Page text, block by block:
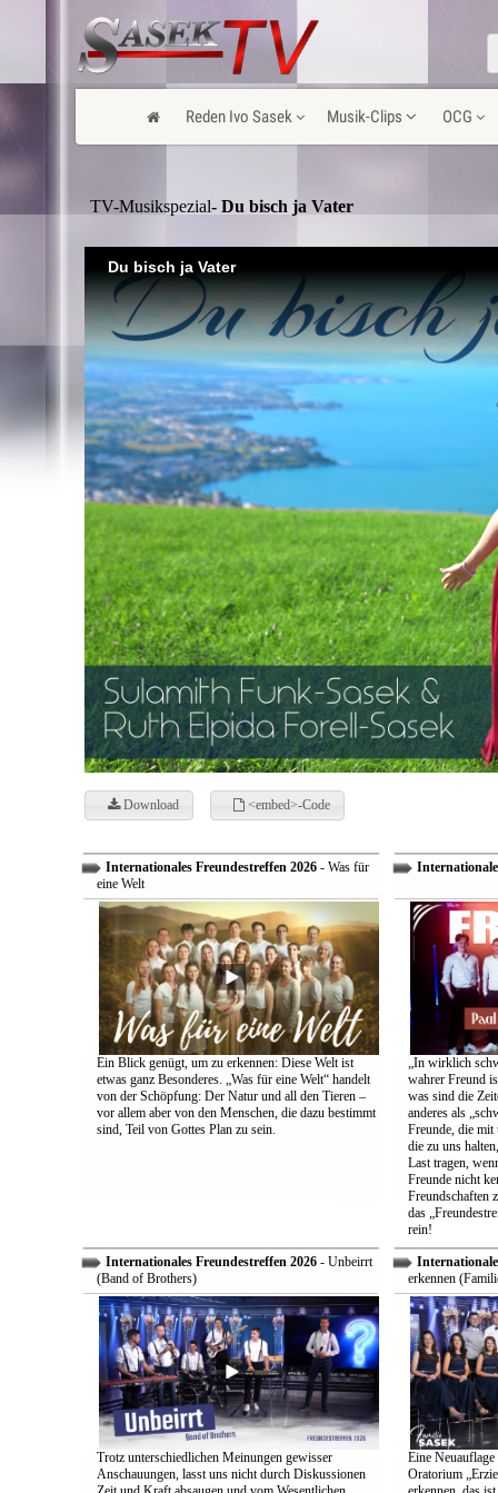
Reden Ivo Sasek Musik-Clips OCG
TV-Musikspezial- Du bisch ja Vater
Du bisch ja Vater
Download <embed>-Code
Internationales Freundestreffen 2026- Was für
eine Welt
Ein Blick genügt, um zu erkennen: Diese Welt ist
etwas ganz Besonderes. „Was für eine Welt“ handelt
von der Schöpfung: Der Natur und all den Tieren –
vor allem aber von den Menschen, die dazu bestimmt
sind, Teil von Gottes Plan zu sein.
„In wirklich
wahrer Freund
was sind die
anderes als
Freunde, die mit
die zu uns
Last tragen,
Freunde nicht
Freundschaften
das
rein!
Internationales Freundestreffen 2026- Unbeirrt
(Band of Brothers)
Trotz unterschiedlichen Meinungen gewisser
Anschauungen, lasst uns nicht durch Diskussionen
erkennen
Eine Neuauflage
Oratorium